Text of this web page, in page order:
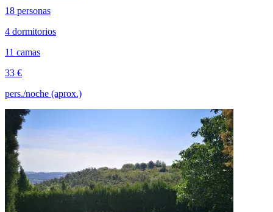
18 personas
4 dormitorios
11 camas
33 €
pers./noche (aprox.)